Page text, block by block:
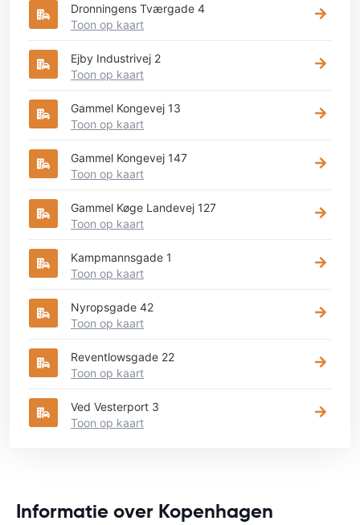
Dronningens Tværgade 4
Toon op kaart
Ejby Industrivej 2
Toon op kaart
Gammel Kongevej 13
Toon op kaart
Gammel Kongevej 147
Toon op kaart
Gammel Køge Landevej 127
Toon op kaart
Kampmannsgade 1
Toon op kaart
Nyropsgade 42
Toon op kaart
Reventlowsgade 22
Toon op kaart
Ved Vesterport 3
Toon op kaart
Informatie over Kopenhagen